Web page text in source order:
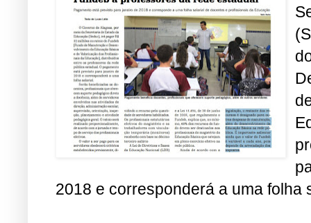
2018 e corresponderá a uma folha